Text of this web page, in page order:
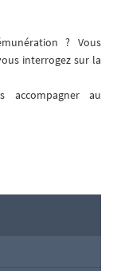
? Vous
interrogez sur la
accompagner au